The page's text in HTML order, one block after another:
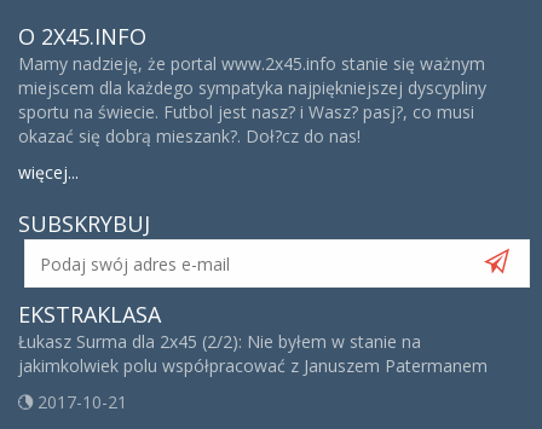
O 2X45.INFO
Mamy nadzieję, że portal www.2x45.info stanie się ważnym
miejscem dla każdego sympatyka najpiękniejszej dyscypliny
sportu na świecie. Futbol jest nasz? i Wasz? pasj?, co musi
okazać się dobrą mieszank?. Doł?cz do nas!
więcej...
SUBSKRYBUJ
EKSTRAKLASA
Łukasz Surma dla 2x45 (2/2): Nie byłem w stanie na
jakimkolwiek polu współpracować z Januszem Patermanem
2017-10-21